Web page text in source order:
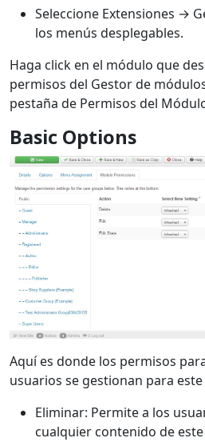
Seleccione Extensiones →
los menús desplegables.
Haga click en el módulo que
permisos del Gestor de
pestaña de Permisos del
Basic Options
Aquí es donde los permisos
usuarios se gestionan para
Eliminar: Permite a los
cualquier contenido de